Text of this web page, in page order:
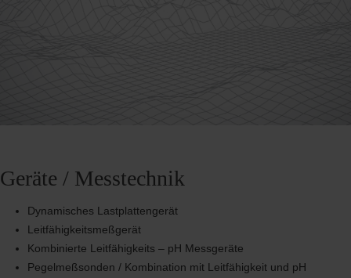
Geräte / Messtechnik
Dynamisches Lastplattengerät
Leitfähigkeitsmeßgerät
Kombinierte Leitfähigkeits – pH Messgeräte
Pegelmeßsonden / Kombination mit Leitfähigkeit und pH